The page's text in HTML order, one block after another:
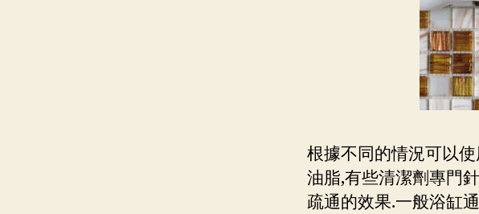
根據不同的情況可以
油脂,有些清潔劑專門
疏通的效果.一般浴缸